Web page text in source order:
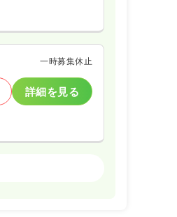
一時募集休止
詳細を見る